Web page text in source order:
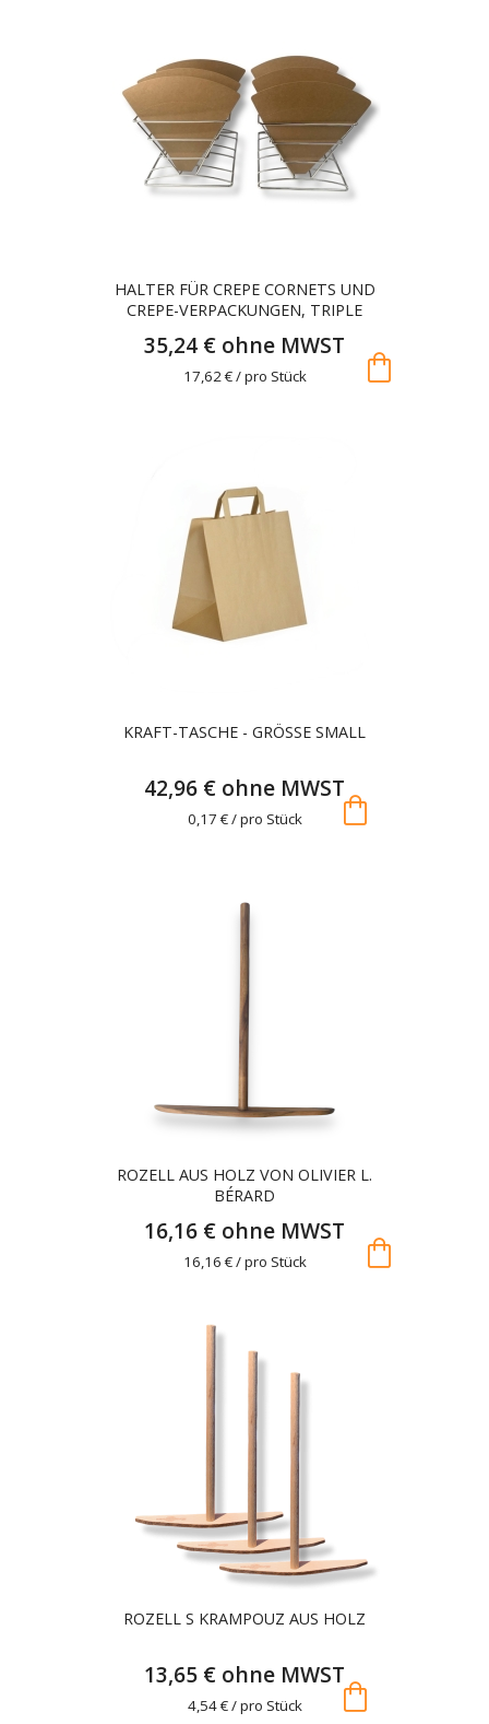
HALTER FÜR CREPE CORNETS UND
CREPE-VERPACKUNGEN, TRIPLE
35,24 € ohne MWST
17,62 € / pro Stück shopping_bag
KRAFT-TASCHE - GRÖSSE SMALL
42,96 € ohne MWST
0,17 € / pro Stück shopping_bag
ROZELL AUS HOLZ VON OLIVIER L.
BÉRARD
16,16 € ohne MWST
16,16 € / pro Stück shopping_bag
ROZELL S KRAMPOUZ AUS HOLZ
13,65 € ohne MWST
4,54 € / pro Stück shopping_bag